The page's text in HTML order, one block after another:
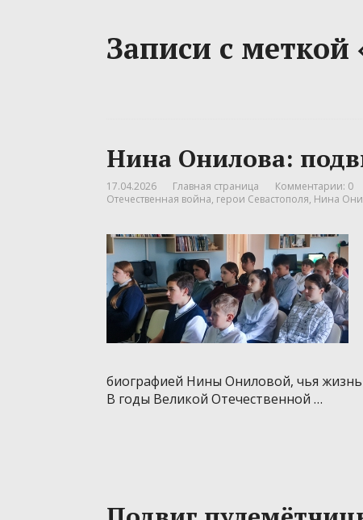
Записи с
Нина Онилова:
17.04.2026 Главная страница Комментарии: 0
Отечественная война, герои Севастополя, Нина
биографией Нины Ониловой, чья
В годы Великой Отечественной …